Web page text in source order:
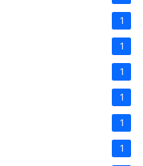
1
1
1
1
1
1